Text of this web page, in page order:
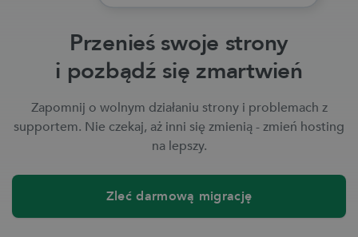
Przenieś swoje strony
i pozbądź się zmartwień
Zapomnij o wolnym działaniu strony i problemach z
supportem. Nie czekaj, aż inni się zmienią - zmień hosting
na lepszy.
Zleć darmową migrację